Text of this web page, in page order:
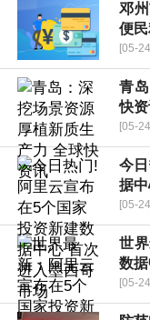
邓
便
[05-
青
快
[05-
今
据
[05-
世
数
[05-